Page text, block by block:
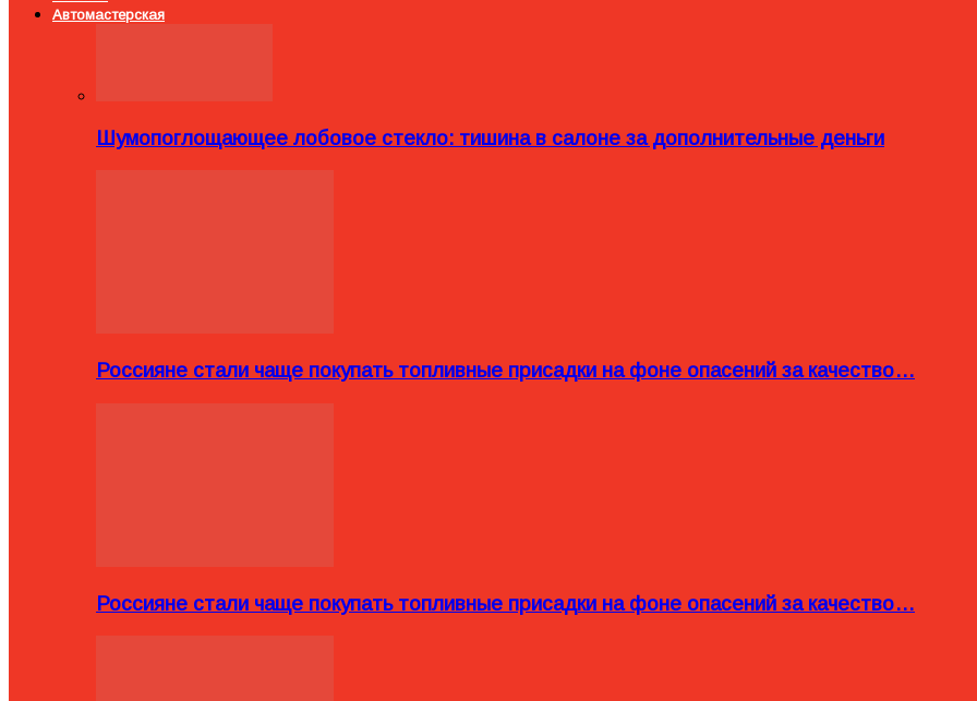
Автомастерская
Шумопоглощающее лобовое стекло: тишина в салоне за дополнительные деньги
Россияне стали чаще покупать топливные присадки на фоне опасений за качество…
Россияне стали чаще покупать топливные присадки на фоне опасений за качество…